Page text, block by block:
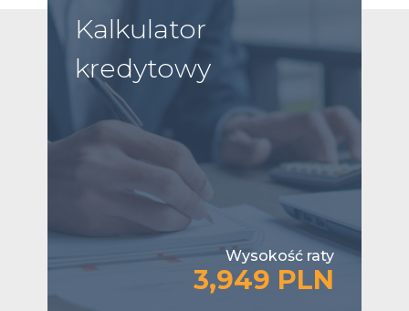
Kalkulator
kredytowy
Wysokość raty
3,949 PLN